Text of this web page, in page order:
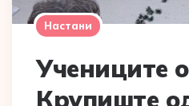
Настани
Учениците
Крупиште